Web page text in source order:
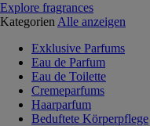
Explore fragrances
Kategorien Alle anzeigen
Exklusive Parfums
Eau de Parfum
Eau de Toilette
Cremeparfums
Haarparfum
Beduftete Körperpflege